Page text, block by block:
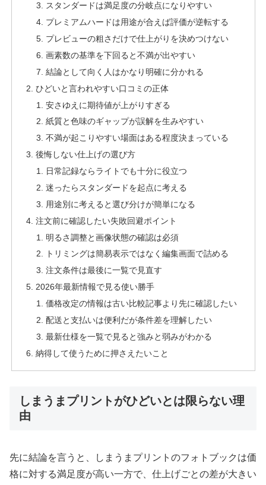
スタンダードは満足度の分岐点になりやすい
プレミアムハードは用途が合えば評価が逆転する
プレビューの粗さだけで仕上がりを決めつけない
画素数の基準を下回ると不満が出やすい
結論として向く人はかなり明確に分かれる
ひどいと言われやすい口コミの正体
安さゆえに期待値が上がりすぎる
紙質と色味のギャップが誤解を生みやすい
不満が起こりやすい場面はある程度決まっている
後悔しない仕上げの選び方
日常記録ならライトでも十分に役立つ
迷ったらスタンダードを起点に考える
用途別に考えると選び分けが簡単になる
注文前に確認したい失敗回避ポイント
明るさ調整と画像状態の確認は必須
トリミングは簡易表示ではなく編集画面で詰める
注文条件は最後に一覧で見直す
2026年最新情報で見る使い勝手
価格改定の情報は古い比較記事より先に確認したい
配送と支払いは便利だが条件差を理解したい
最新仕様を一覧で見ると強みと弱みがわかる
納得して使うために押さえたいこと
しまうまプリントがひどいとは限らない理
由
先に結論を言うと、しまうまプリントのフォトブックは価
格に対する満足度が高い一方で、仕上げごとの差が大きい